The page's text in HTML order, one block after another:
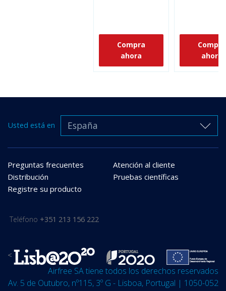
Compra
ahora
Compra
ahora
Usted está en España
Preguntas frecuentes
Atención al cliente
Distribución
Pruebas científicas
Registre su producto
Teléfono +351 213 156 222
<
Airfree SA tiene todos los derechos reservados
Av. 5 de Outubro, nº115, 3º G - Lisboa, Portugal | 1050-052